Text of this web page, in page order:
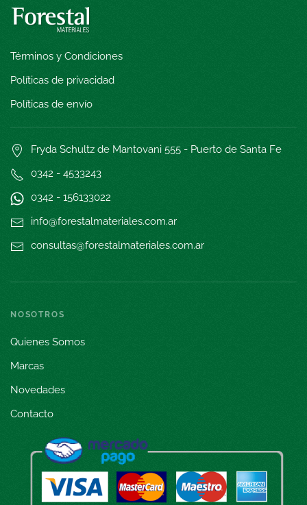
Términos y Condiciones
Políticas de privacidad
Políticas de envío
Fryda Schultz de Mantovani 555 - Puerto de Santa Fe
0342 - 4533243
0342 - 156133022
info@forestalmateriales.com.ar
consultas@forestalmateriales.com.ar
NOSOTROS
Quienes Somos
Marcas
Novedades
Contacto